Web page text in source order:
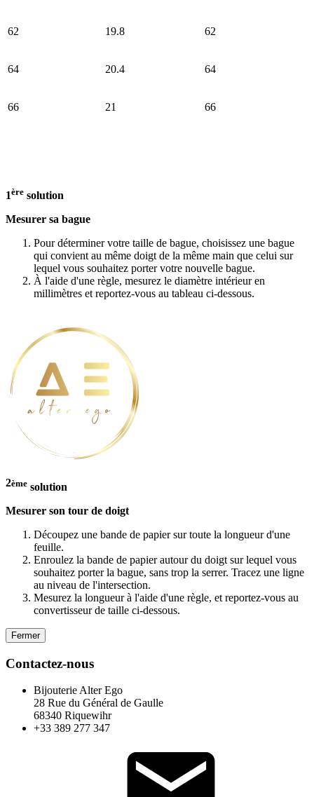
62 19.8 62
64 20.4 64
66 21 66
1ère solution
Mesurer sa bague
Pour déterminer votre taille de bague, choisissez une bague
qui convient au même doigt de la même main que celui sur
lequel vous souhaitez porter votre nouvelle bague.
À l'aide d'une règle, mesurez le diamètre intérieur en
millimètres et reportez-vous au tableau ci-dessous.
2ème solution
Mesurer son tour de doigt
Découpez une bande de papier sur toute la longueur d'une
feuille.
Enroulez la bande de papier autour du doigt sur lequel vous
souhaitez porter la bague, sans trop la serrer. Tracez une ligne
au niveau de l'intersection.
Mesurez la longueur à l'aide d'une règle, et reportez-vous au
convertisseur de taille ci-dessous.
Fermer
Contactez-nous
Bijouterie Alter Ego
28 Rue du Général de Gaulle
68340 Riquewihr
+33 389 277 347